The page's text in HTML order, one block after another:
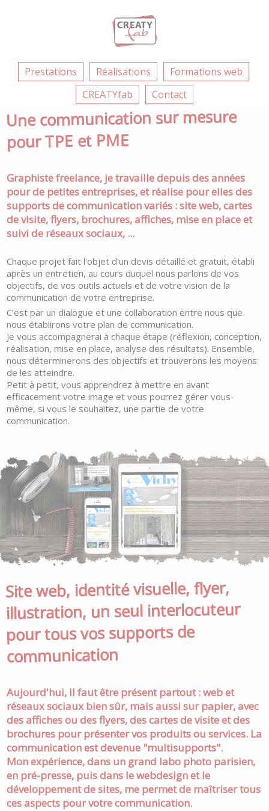
Prestations Réalisations
Formations web
CREATYfab
Contact
Une communication sur mesure
pour TPE et PME
Graphiste freelance, je travaille depuis des années
pour de petites entreprises, et réalise pour elles des
supports de communication variés : site web, cartes
de visite, flyers, brochures, affiches, mise en place et
suivi de réseaux sociaux, ...
Chaque projet fait l'objet d'un devis détaillé et gratuit, établi
après un entretien, au cours duquel nous parlons de vos
objectifs, de vos outils actuels et de votre vision de la
communication de votre entreprise.
C’est par un dialogue et une collaboration entre nous que
nous établirons votre plan de communication.
Je vous accompagnerai à chaque étape (réflexion, conception,
réalisation, mise en place, analyse des résultats). Ensemble,
nous déterminerons des objectifs et trouverons les moyens
de les atteindre.
Petit à petit, vous apprendrez à mettre en avant
efficacement votre image et vous pourrez gérer vous-
même, si vous le souhaitez, une partie de votre
communication.
Site web, identité visuelle, flyer,
illustration, un seul interlocuteur
pour tous vos supports de
communication
Aujourd'hui, il faut être présent partout : web et
réseaux sociaux bien sûr, mais aussi sur papier, avec
des affiches ou des flyers, des cartes de visite et des
brochures pour présenter vos produits ou services. La
communication est devenue "multisupports".
Mon expérience, dans un grand labo photo parisien,
en pré-presse, puis dans le webdesign et le
développement de sites, me permet de maîtriser tous
ces aspects pour votre communication.